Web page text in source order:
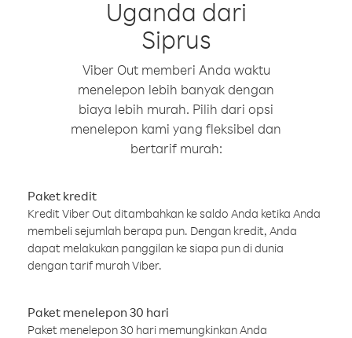
Uganda dari
Siprus
Viber Out memberi Anda waktu
menelepon lebih banyak dengan
biaya lebih murah. Pilih dari opsi
menelepon kami yang fleksibel dan
bertarif murah:
Paket kredit
Kredit Viber Out ditambahkan ke saldo Anda ketika Anda
membeli sejumlah berapa pun. Dengan kredit, Anda
dapat melakukan panggilan ke siapa pun di dunia
dengan tarif murah Viber.
Paket menelepon 30 hari
Paket menelepon 30 hari memungkinkan Anda